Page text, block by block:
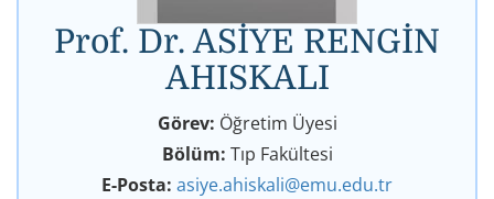
Prof. Dr. ASİYE RENGİN
AHISKALI
Görev: Öğretim Üyesi
Bölüm: Tıp Fakültesi
E-Posta: asiye.ahiskali@emu.edu.tr